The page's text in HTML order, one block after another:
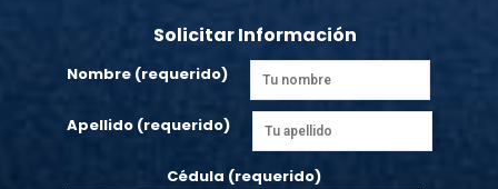
Solicitar Información
Nombre (requerido)
Apellido (requerido)
Cédula (requerido)